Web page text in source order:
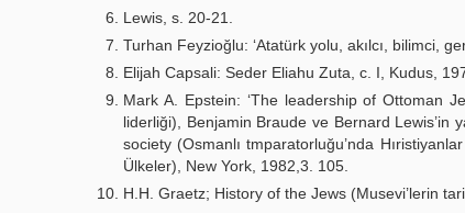
Lewis, s. 20-21.
Turhan Feyzioğlu: ‘Atatürk yolu, akılcı, bilimci,
Elijah Capsali: Seder Eliahu Zuta, c. I, Kudus,
Mark A. Epstein: ‘The leadership of Ottoman
liderliği), Benjamin Braude ve Bernard Lewis’in
society (Osmanlı tmparatorluğu’nda
Ülkeler), New York, 1982,3. 105.
H.H. Graetz; History of the Jews (Musevi’lerin